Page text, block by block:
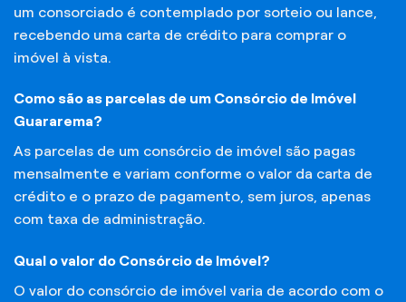
um consorciado é contemplado por sorteio ou lance,
recebendo uma carta de crédito para comprar o
imóvel à vista.
Como são as parcelas de um Consórcio de Imóvel
Guararema?
As parcelas de um consórcio de imóvel são pagas
mensalmente e variam conforme o valor da carta de
crédito e o prazo de pagamento, sem juros, apenas
com taxa de administração.
Qual o valor do Consórcio de Imóvel?
O valor do consórcio de imóvel varia de acordo com o